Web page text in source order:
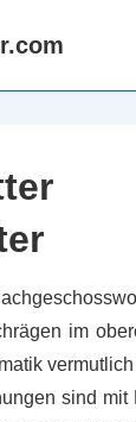
im
sind mit